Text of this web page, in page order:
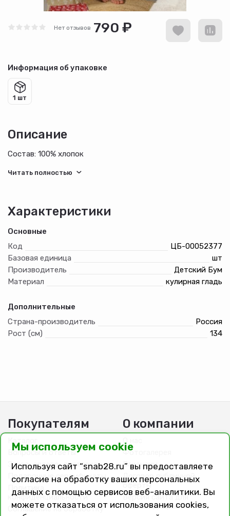
Нет отзывов 790 ₽
Информация об упаковке
1 шт
Описание
Состав: 100% хлопок
Характеристики
Основные
Код
ЦБ-00052377
Базовая единица
шт
Производитель
Детский Бум
Материал
кулирная гладь
Дополнительные
Страна-производитель
Россия
Рост (см)
134
Покупателям
Каталог
Вопросы и ответы
Заказ, оплата, доставка
Подарочные сертификаты
конфиденциальности
Соглашение на обработку
О компании
О нас
Фотогалерея
Вакансии
Договор публичной
оферты
Версия сайта для
слабовидящих
Мы используем cookie
Используя сайт “snab28.ru” вы предоставляете
согласие на обработку ваших персональных
данных с помощью сервисов веб-аналитики. Вы
можете отказаться от использования cookies,